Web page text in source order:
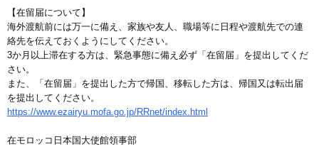
【在留届について】
海外渡航前には万一に備え、家族や友人、職場等に日程や渡航先での連
絡先を伝えておくようにしてください。
3か月以上滞在する方は、緊急事態に備え必ず「在留届」を提出してくだ
さい。
また、「在留届」を提出した方で帰国、移転した方は、帰国又は転出届
を提出してください。
https://www.ezairyu.mofa.go.jp/RRnet/index.html
在モロッコ日本国大使館領事部